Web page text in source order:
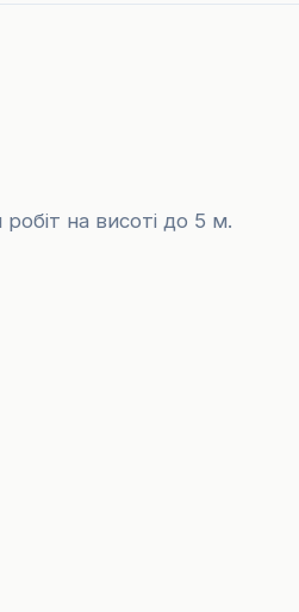
робіт на висоті до 5 м.